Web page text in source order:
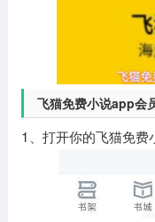
飞猫免费小说app会
1、打开你的飞猫免费